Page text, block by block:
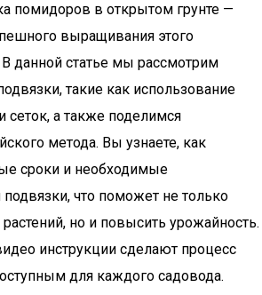
помидоров в открытом грунте —
выращивания этого
данной статье мы рассмотрим
такие как использование
а также поделимся
метода. Вы узнаете, как
сроки и необходимые
что поможет не только
но и повысить урожайность.
инструкции сделают процесс
для каждого садовода.